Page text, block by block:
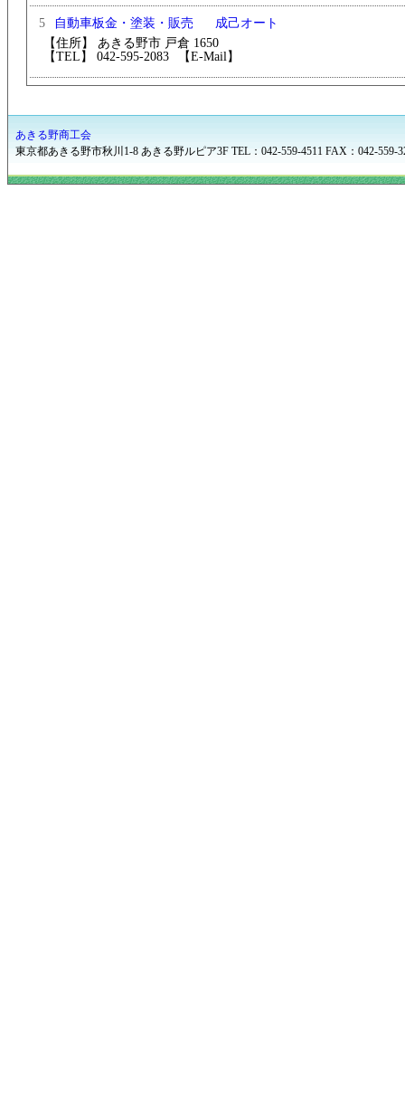
5 自動車板金・塗装・販売
成己オート
【住所】 あきる野市 戸倉 1650
【TEL】 042-595-2083
【E-Mail】
あきる野商工会
東京都あきる野市秋川1-8 あきる野ルピア3F TEL：042-559-4511 FAX：042-559-